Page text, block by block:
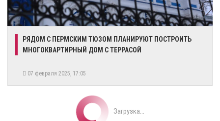
РЯДОМ С ПЕРМСКИМ ТЮЗОМ ПЛАНИРУЮТ ПОСТРОИТЬ
МНОГОКВАРТИРНЫЙ ДОМ С ТЕРРАСОЙ
07 февраля 2025, 17:05
Загрузка...